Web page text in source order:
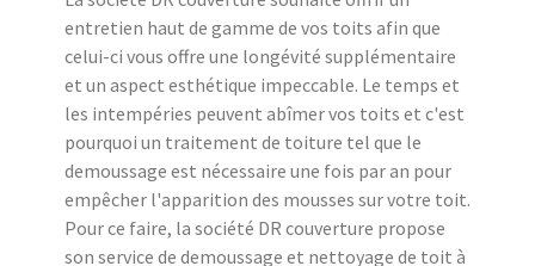
entretien haut de gamme de vos toits afin que
celui-ci vous offre une longévité supplémentaire
et un aspect esthétique impeccable. Le temps et
les intempéries peuvent abîmer vos toits et c'est
pourquoi un traitement de toiture tel que le
demoussage est nécessaire une fois par an pour
empêcher l'apparition des mousses sur votre toit.
Pour ce faire, la société DR couverture propose
son service de demoussage et nettoyage de toit à